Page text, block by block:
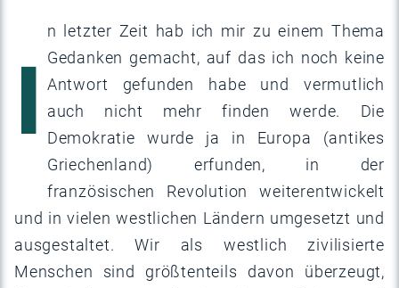
I
n letzter Zeit hab ich mir zu einem Thema
Gedanken gemacht, auf das ich noch keine Antwort gefunden habe und vermutlich
auch nicht mehr finden werde. Die
Demokratie wurde ja in Europa (antikes
Griechenland) erfunden, in der
französischen Revolution weiterentwickelt
und in vielen westlichen Ländern umgesetzt und
ausgestaltet. Wir als westlich zivilisierte
Menschen sind größtenteils davon überzeugt,